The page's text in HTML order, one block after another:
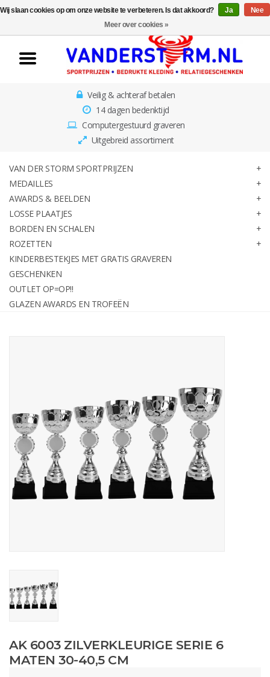
Home
Van der Storm
Sportprijzen
Awards & Beelden
Losse Plaatjes
Borden en schalen
Rozetten
Kinderbestekjes met gratis
Relatiegeschenken
Veilig & achteraf betalen
14 dagen bedenktijd
Computergestuurd graveren
Uitgebreid assortiment
VAN DER STORM SPORTPRIJZEN
MEDAILLES
AWARDS & BEELDEN
LOSSE PLAATJES
BORDEN EN SCHALEN
ROZETTEN
KINDERBESTEKJES MET GRATIS GRAVEREN
GESCHENKEN
OUTLET OP=OP!!
GLAZEN AWARDS EN TROFEËN
AK 6003 ZILVERKLEURIGE SERIE 6
MATEN 30-40,5 CM
Wij slaan cookies op om onze website te verbeteren. Is dat akkoord? Ja
Nee
Meer over cookies »